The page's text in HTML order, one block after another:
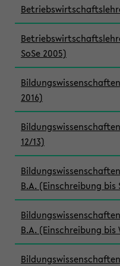
SoSe 2005)
2016)
12/13)
B.A. (Einschreibung bis
B.A. (Einschreibung bis